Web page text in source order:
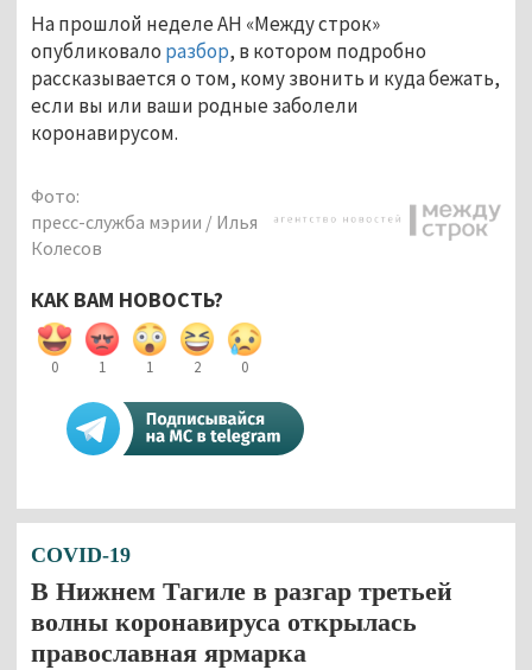
На прошлой неделе АН «Между строк»
опубликовало разбор, в котором подробно
рассказывается о том, кому звонить и куда бежать,
если вы или ваши родные заболели
коронавирусом.
Фото:
пресс-служба мэрии / Илья
Колесов
КАК ВАМ НОВОСТЬ?
0 1 1 2 0
COVID-19
В Нижнем Тагиле в разгар третьей
волны коронавируса открылась
православная ярмарка